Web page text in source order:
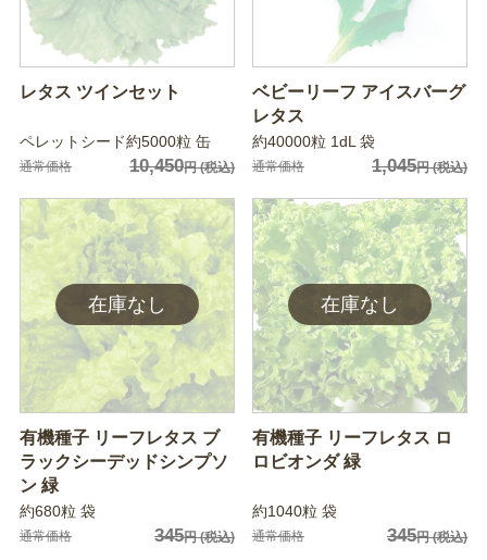
レタス ツインセット
ペレットシード約5000粒 缶
通常価格 10,450円(税込)
ベビーリーフ アイスバーグ
レタス
約40000粒 1dL 袋
通常価格 1,045円(税込)
有機種子 リーフレタス ブ
ラックシーデッドシンプソ
ン 緑
約680粒 袋
通常価格 345円(税込)
有機種子 リーフレタス ロ
ロビオンダ 緑
約1040粒 袋
通常価格 345円(税込)